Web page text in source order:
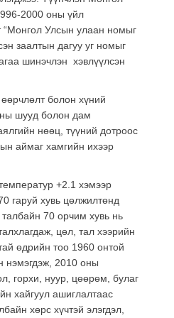
2000 оны үйл
“Монгол Улсын улаан номыг
заалтын дагуу уг номыг
шинэчлэн хэвлүүлсэн
болон хүний
шууд болон дам
нөөц, түүний дотроос
аймаг хамгийн ихээр
+2.1 хэмээр
гаруй хувь цөлжилтөнд
70 орчим хувь нь
цөл, тал хээрийн
өдрийн тоо 1960 онтой
нэмэгдэж, 2010 оны
горхи, нуур, цөөрөм, булаг
хайгуул ашиглалтаас
хөрс хүчтэй элэгдэл,